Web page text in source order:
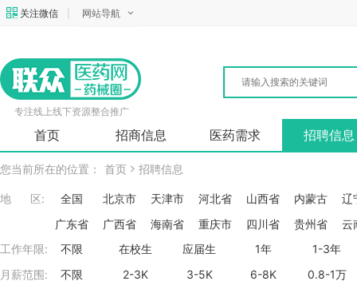
关注微信 网站导航
专注线上线下资源整合推广
首页 招商信息 医药需求 招聘信息
您当前所在的位置： 首页 招聘信息
地 区: 全国 北京市 天津市 河北省 山西省 内蒙古
辽
广东省
广西省 海南省 重庆市 四川省 贵州省
云
工作年限:
不限 在校生 应届生 1年
1-3年
月薪范围:
不限 2-3K 3-5K 6-8K 0.8-1万